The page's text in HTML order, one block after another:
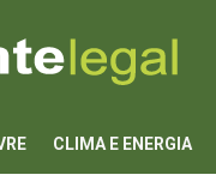
CLIMA E ENERGIA